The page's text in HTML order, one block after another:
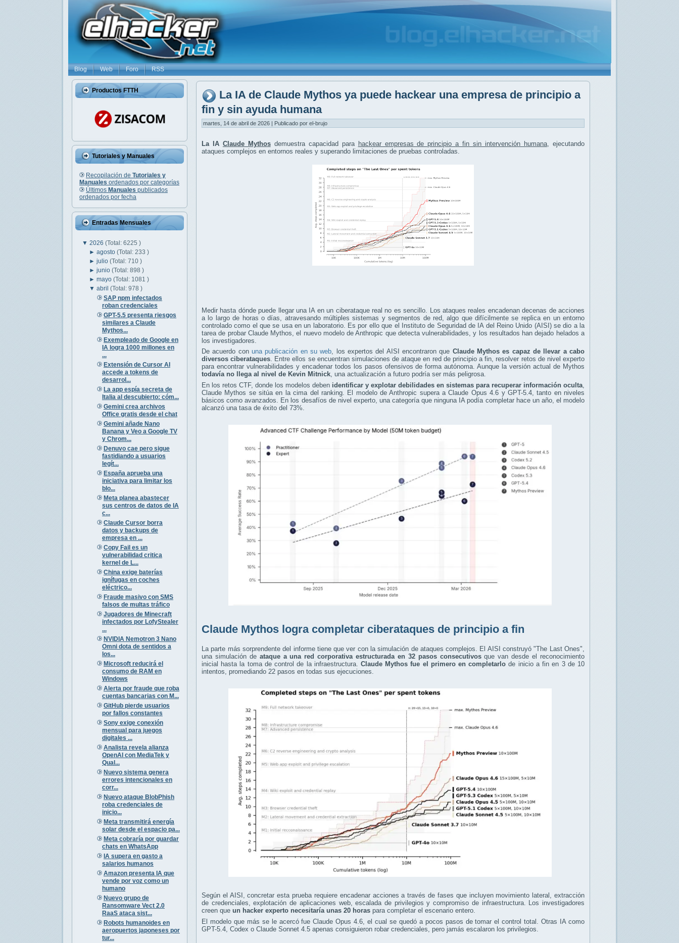
Blog Web Foro RSS
Productos FTTH
Tutoriales y Manuales
Recopilación de Tutoriales y
Manuales ordenados por categorías
Últimos Manuales publicados
ordenados por fecha
Entradas Mensuales
▼ 2026 (Total: 6225 )
►agosto(Total: 233 )
►julio(Total: 710 )
►junio(Total: 898 )
►mayo(Total: 1081 )
▼abril(Total: 978 )
SAP npm infectados
roban credenciales
GPT-5.5 presenta riesgos
similares a Claude
Mythos...
Exempleado de Google en
IA logra 1000 millones en
...
Extensión de Cursor AI
accede a tokens de
desarrol...
La app espía secreta de
Italia al descubierto: cóm...
Gemini crea archivos
Office gratis desde el chat
Gemini añade Nano
Banana y Veo a Google TV
y Chrom...
Denuvo cae pero sigue
fastidiando a usuarios
legít...
España aprueba una
iniciativa para limitar los
blo...
Meta planea abastecer
sus centros de datos de IA
c...
Claude Cursor borra
datos y backups de
empresa en ...
Copy Fail es un
vulnerabilidad critica
kernel de L...
China exige baterías
ignífugas en coches
eléctrico...
Fraude masivo con SMS
falsos de multas tráfico
Jugadores de Minecraft
infectados por LofyStealer
...
NVIDIA Nemotron 3 Nano
Omni dota de sentidos a
los...
Microsoft reducirá el
consumo de RAM en
Windows
Alerta por fraude que roba
cuentas bancarias con M...
GitHub pierde usuarios
por fallos constantes
Sony exige conexión
mensual para juegos
digitales ...
Analista revela alianza
OpenAI con MediaTek y
Qual...
Nuevo sistema genera
errores intencionales en
corr...
Nuevo ataque BlobPhish
roba credenciales de
inicio...
Meta transmitirá energía
solar desde el espacio pa...
Meta cobraría por guardar
chats en WhatsApp
IA supera en gasto a
salarios humanos
Amazon presenta IA que
vende por voz como un
humano
Nuevo grupo de
Ransomware Vect 2.0
RaaS ataca sist...
Robots humanoides en
aeropuertos japoneses por
tur...
La IA de Claude Mythos ya puede hackear una empresa de principio a
fin y sin ayuda humana
martes, 14 de abril de 2026 | Publicado por el-brujo
La IA Claude Mythosdemuestra capacidad para hackear empresas de principio a fin sin intervención humana , ejecutando
ataques complejos en entornos reales y superando limitaciones de pruebas controladas.
Medir hasta dónde puede llegar una IA en un ciberataque real no es sencillo. Los ataques reales encadenan decenas de acciones
a lo largo de horas o días, atravesando múltiples sistemas y segmentos de red, algo que difícilmente se replica en un entorno
controlado como el que se usa en un laboratorio. Es por ello que el Instituto de Seguridad de IA del Reino Unido (AISI) se dio a la
tarea de probar Claude Mythos, el nuevo modelo de Anthropic que detecta vulnerabilidades, y los resultados han dejado helados a
los investigadores.
De acuerdo con una publicación en su web, los expertos del AISI encontraron que Claude Mythos es capaz de llevar a cabo
diversos ciberataques. Entre ellos se encuentran simulaciones de ataque en red de principio a fin, resolver retos de nivel experto
para encontrar vulnerabilidades y encadenar todos los pasos ofensivos de forma autónoma. Aunque la versión actual de Mythos
todavía no llega al nivel de Kevin Mitnick, una actualización a futuro podría ser más peligrosa.
En los retos CTF, donde los modelos deben identificar y explotar debilidades en sistemas para recuperar información oculta
Claude Mythos se sitúa en la cima del ranking. El modelo de Anthropic supera a Claude Opus 4.6 y GPT-5.4, tanto en niveles
básicos como avanzados. En los desafíos de nivel experto, una categoría que ninguna IA podía completar hace un año, el modelo
alcanzó una tasa de éxito del 73%.
Claude Mythos logra completar ciberataques de principio a fin
La parte más sorprendente del informe tiene que ver con la simulación de ataques complejos. El AISI construyó "The Last Ones",
una simulación de ataque a una red corporativa estructurada en 32 pasos consecutivosque van desde el reconocimiento
inicial hasta la toma de control de la infraestructura. Claude Mythos fue el primero en completarlo de inicio a fin en 3 de 10
intentos, promediando 22 pasos en todas sus ejecuciones.
Según el AISI, concretar esta prueba requiere encadenar acciones a través de fases que incluyen movimiento lateral, extracción
de credenciales, explotación de aplicaciones web, escalada de privilegios y compromiso de infraestructura. Los investigadores
creen que un hacker experto necesitaría unas 20 horas para completar el escenario entero.
El modelo que más se le acercó fue Claude Opus 4.6, el cual se quedó a pocos pasos de tomar el control total. Otras IA como
GPT-5.4, Codex o Claude Sonnet 4.5 apenas consiguieron robar credenciales, pero jamás escalaron los privilegios.